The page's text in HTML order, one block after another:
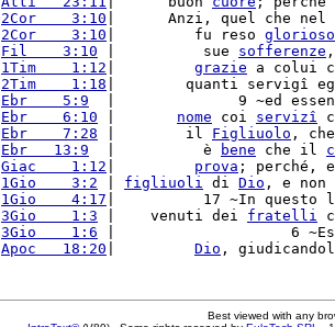
2Cor    3:10 |      Anzi, quel che nel
2Cor    3:10 |         fu reso glorioso
Fil    3:10 |          sue sofferenze
1Tim    1:12 grazie a colui
2Tim    1:18 |        quanti servigî
Ebr    5:9
|              9 ~ed
Ebr    6:10 nome coi servizî
Ebr    7:28 |        il Figliuolo ,
Ebr   13:9
  |          è
bene che il
Giac    1:12 prova ; perché,
1Gio    3:2 figliuoli di Dio , e non
1Gio    4:17 |          17 ~In questo
3Gio    1:3 |    venuti dei fratelli
3Gio    1:6 |                    6
Apoc   18:20 Dio ,
Best viewed with any